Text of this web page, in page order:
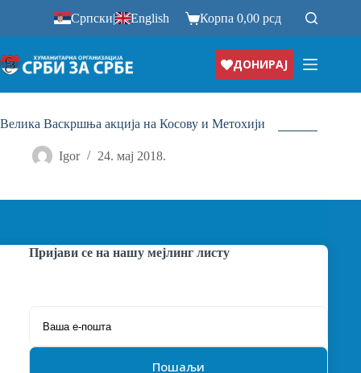
Српски| English Корпа0,00рсд
ДОНИРАЈ
Велика Васкршња акција на Косову и Метохији
Igor 24. мај 2018.
Пријави се на нашу мејлинг листу